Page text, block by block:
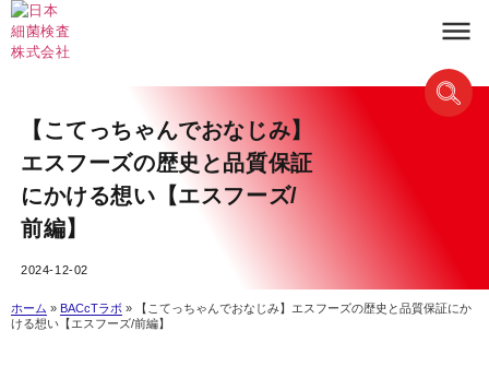
【こてっちゃんでおなじみ】
エスフーズの歴史と品質保証
にかける想い【エスフーズ/
前編】
2024-12-02
ホーム » BACcTラボ »
【こてっちゃんでおなじみ】エスフーズの歴史と品質保証にか
ける想い【エスフーズ/前編】